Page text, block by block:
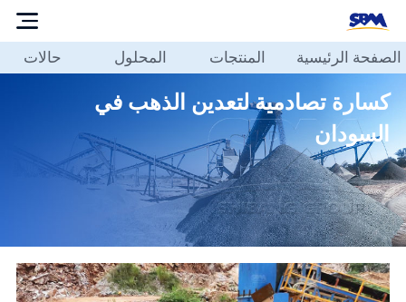
الصفحة
الرئيسية
المنتجات
المحلول
حالات
مدونة
حولنا
الاتصال
الصفحة الرئيسية المنتجات المحلول حالات
كسارة تصادمية لتعدين الذهب في
السودان